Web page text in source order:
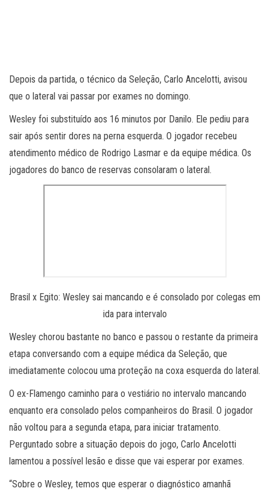
Depois da partida, o técnico da Seleção, Carlo Ancelotti, avisou
que o lateral vai passar por exames no domingo.
Wesley foi substituído aos 16 minutos por Danilo. Ele pediu para
sair após sentir dores na perna esquerda. O jogador recebeu
atendimento médico de Rodrigo Lasmar e da equipe médica. Os
jogadores do banco de reservas consolaram o lateral.
Brasil x Egito: Wesley sai mancando e é consolado por colegas em
ida para intervalo
Wesley chorou bastante no banco e passou o restante da primeira
etapa conversando com a equipe médica da Seleção, que
imediatamente colocou uma proteção na coxa esquerda do lateral.
O ex-Flamengo caminho para o vestiário no intervalo mancando
enquanto era consolado pelos companheiros do Brasil. O jogador
não voltou para a segunda etapa, para iniciar tratamento.
Perguntado sobre a situação depois do jogo, Carlo Ancelotti
lamentou a possível lesão e disse que vai esperar por exames.
“Sobre o Wesley, temos que esperar o diagnóstico amanhã